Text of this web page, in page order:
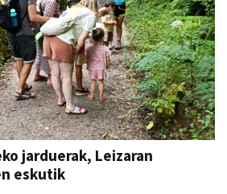
jarduerak, Leizaran
eskutik